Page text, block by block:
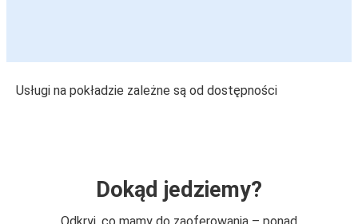
Usługi na pokładzie zależne są od dostępności
Dokąd jedziemy?